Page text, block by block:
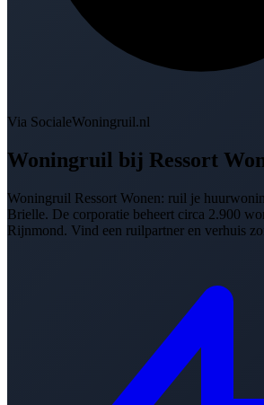
Via SocialeWoningruil.nl
Woningruil bij Ressort
Woningruil Ressort Wonen: ruil je
Brielle. De corporatie beheert circa 2.900
Rijnmond. Vind een ruilpartner en verhuis